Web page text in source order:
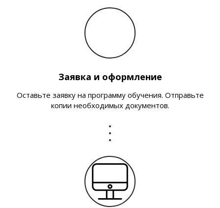
Заявка и оформление
Оставьте заявку на программу обучения. Отправьте
копии необходимых документов.